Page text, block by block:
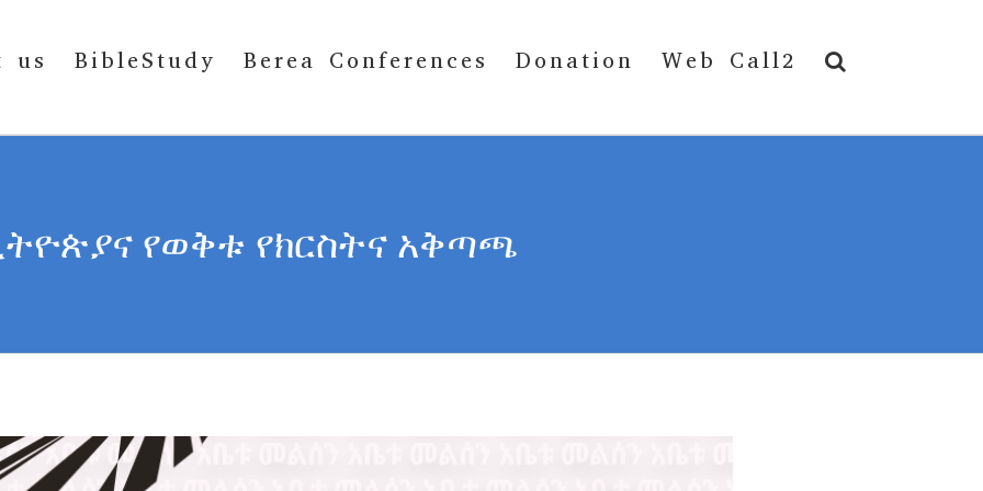
us BibleStudy Berea Conferences Donation Web Call2
የወቅቱ የክርስትና አቅጣጫ